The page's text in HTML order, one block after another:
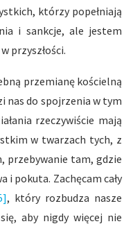
którzy popełniają
i sankcje, ale jestem
przyszłości.
przemianę kościelną
nas do spojrzenia w tym
rzeczywiście mają
w twarzach tych, z
przebywanie tam, gdzie
i pokuta. Zachęcam cały
, który rozbudza nasze
aby nigdy więcej nie